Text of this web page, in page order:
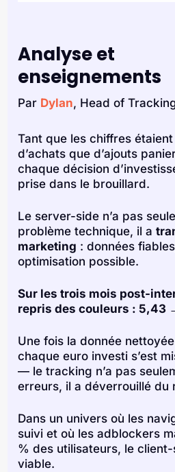
Analyse et
enseignements
Par Dylan, Head of
Tant que les chiffres
d’achats que d’ajouts
chaque décision
prise dans le brouillard.
Le server-side n’a pas
problème technique, il a
marketing : données
optimisation possible.
Sur les trois mois post-
repris des couleurs : 5,43
Une fois la donnée
chaque euro investi s’est
— le tracking n’a pas
erreurs, il a déverrouillé du
Dans un univers où les
suivi et où les adblockers
% des utilisateurs, le client-
viable.